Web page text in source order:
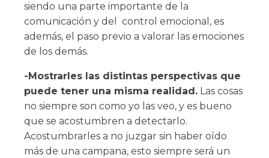
siendo una parte importante de la
comunicación y del control emocional, es
además, el paso previo a valorar las emociones
de los demás.
-Mostrarles las distintas perspectivas que
puede tener una misma realidad. Las cosas
no siempre son como yo las veo, y es bueno
que se acostumbren a detectarlo.
Acostumbrarles a no juzgar sin haber oído
más de una campana, esto siempre será un